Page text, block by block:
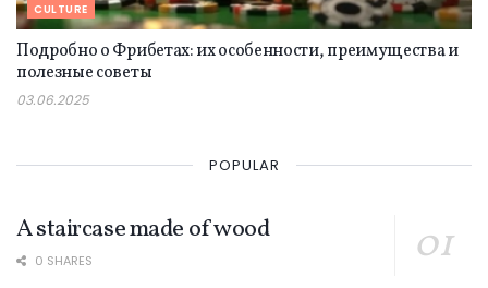
CULTURE
Подробно о Фрибетах: их особенности, преимущества и
полезные советы
03.06.2025
POPULAR
A staircase made of wood
0 SHARES